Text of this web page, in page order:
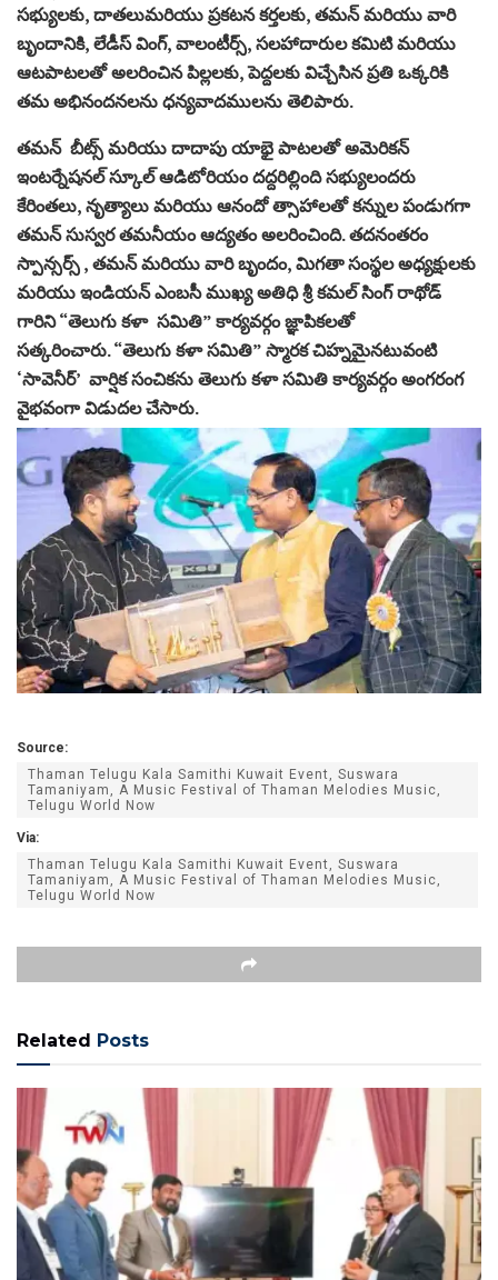
సభ్యులకు, దాతలుమరియు ప్రకటన కర్తలకు, తమన్ మరియు వారి
బృందానికి, లేడీస్ వింగ్, వాలంటీర్స్, సలహాదారుల కమిటి మరియు
ఆటపాటలతో అలరించిన పిల్లలకు, పెద్దలకు విచ్చేసిన ప్రతి ఒక్కరికి
తమ అభినందనలను ధన్యవాదములను తెలిపారు.
తమన్ బీట్స్ మరియు దాదాపు యాభై పాటలతో అమెరికన్
ఇంటర్నేషనల్ స్కూల్ ఆడిటోరియం దద్దరిల్లింది సభ్యులందరు
కేరింతలు, నృత్యాలు మరియు ఆనందో త్సాహాలతో కన్నుల పండుగగా
తమన్ సుస్వర తమనీయం ఆద్యతం అలరించింది. తదనంతరం
స్పాన్సర్స్ , తమన్ మరియు వారి బృందం, మిగతా సంస్థల అధ్యక్షులకు
మరియు ఇండియన్ ఎంబసీ ముఖ్య అతిధి శ్రీ కమల్ సింగ్ రాథోడ్
గారిని “తెలుగు కళా సమితి” కార్యవర్గం జ్ఞాపికలతో
సత్కరించారు. “తెలుగు కళా సమితి” స్మారక చిహ్నమైనటువంటి
‘సావెనీర్’ వార్షిక సంచికను తెలుగు కళా సమితి కార్యవర్గం అంగరంగ
వైభవంగా విడుదల చేసారు.
Source:
Thaman Telugu Kala Samithi Kuwait Event, Suswara
Tamaniyam, A Music Festival of Thaman Melodies Music,
Telugu World Now
Via:
Thaman Telugu Kala Samithi Kuwait Event, Suswara
Tamaniyam, A Music Festival of Thaman Melodies Music,
Telugu World Now
Related Posts